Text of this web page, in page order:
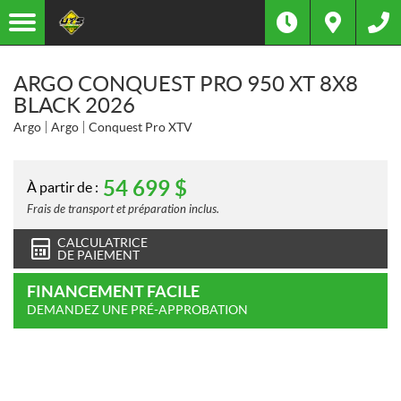
ARGO CONQUEST PRO 950 XT 8X8
BLACK 2026
Argo Argo Conquest Pro XTV
À partir de : 54 699 $
Frais de transport et préparation inclus.
CALCULATRICE
DE PAIEMENT
FINANCEMENT FACILE
DEMANDEZ UNE PRÉ-APPROBATION